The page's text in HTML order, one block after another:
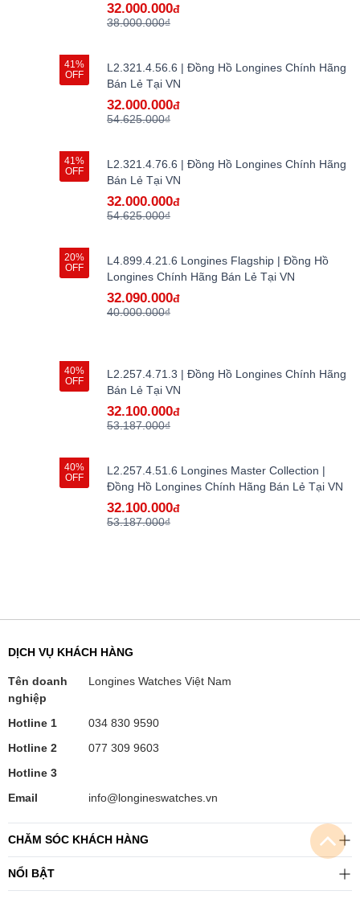
32.000.000đ
38.000.000₫
41%
OFF
L2.321.4.56.6 | Đồng Hồ Longines Chính Hãng
Bán Lẻ Tại VN
32.000.000đ
54.625.000₫
41%
OFF
L2.321.4.76.6 | Đồng Hồ Longines Chính Hãng
Bán Lẻ Tại VN
32.000.000đ
54.625.000₫
20%
OFF
L4.899.4.21.6 Longines Flagship | Đồng Hồ
Longines Chính Hãng Bán Lẻ Tại VN
32.090.000đ
40.000.000₫
40%
OFF
L2.257.4.71.3 | Đồng Hồ Longines Chính Hãng
Bán Lẻ Tại VN
32.100.000đ
53.187.000₫
40%
OFF
L2.257.4.51.6 Longines Master Collection |
Đồng Hồ Longines Chính Hãng Bán Lẻ Tại VN
32.100.000đ
53.187.000₫
NỔI BẬT
CHĂM SÓC KHÁCH HÀNG
DỊCH VỤ KHÁCH HÀNG
Tên doanh
nghiệp
Longines Watches Việt Nam
Hotline 1
034 830 9590
Hotline 2
077 309 9603
Hotline 3
Email
info@longineswatches.vn